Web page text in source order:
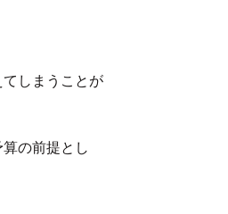
しまうことが
の前提とし